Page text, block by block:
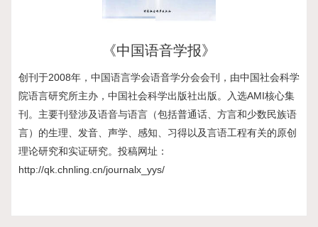
《中国语音学报》
创刊于2008年，中国语言学会语音学分会会刊，由中国社会科学
院语言研究所主办，中国社会科学出版社出版。入选AMI核心集
刊。主要刊登涉及语音与语言（包括普通话、方言和少数民族语
言）的生理、发音、声学、感知、习得以及言语工程有关的原创
理论研究和实证研究。投稿网址：
http://qk.chnling.cn/journalx_yys/